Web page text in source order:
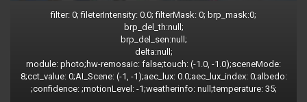
filter: 0; fileterIntensity: 0.0; filterMask: 0; brp_mask:0;
brp_del_th:null;
brp_del_sen:null;
delta:null;
module: photo;hw-remosaic: false;touch: (-1.0, -1.0);sceneMode:
8;cct_value: 0;AI_Scene: (-1, -1);aec_lux: 0.0;aec_lux_index: 0;albedo:
;confidence: ;motionLevel: -1;weatherinfo: null;temperature: 35;